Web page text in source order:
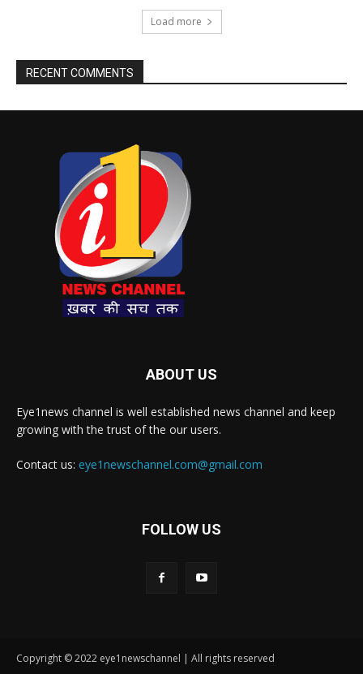
Load more
RECENT COMMENTS
ABOUT US
Eye1news channel is well established news channel and keep
growing with the trust of the our users.
Contact us: eye1newschannel.com@gmail.com
FOLLOW US
Copyright © 2022 eye1newschannel | All rights reserved